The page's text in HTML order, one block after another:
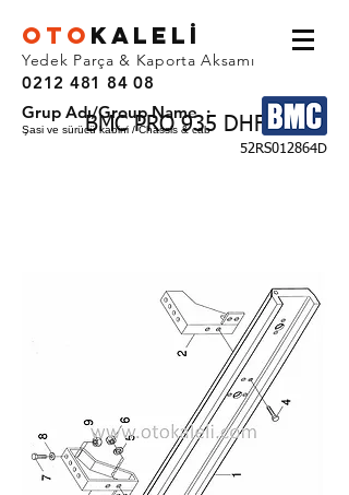
OTO KALEL İ
Yedek Parça & Kaporta Aksamı
0212 481 84 08
BMC PRO 935 DHF
Grup Adı/Group Name :
Şasi ve sürücü kabini / Chassis & cab
52RS012864D